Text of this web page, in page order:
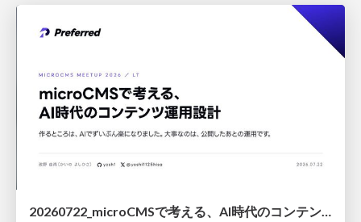
20260722_microCMSで考える、AI時代のコンテンツ運用設計